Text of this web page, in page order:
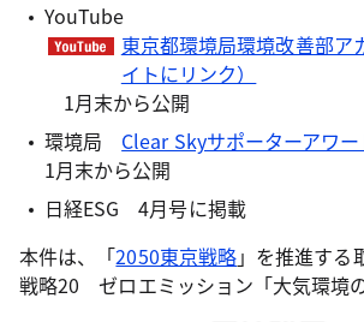
YouTube
東京都環境局環境改善部ア
イトにリンク）
1月末から公開
環境局 Clear Skyサポーターアワ
1月末から公開
日経ESG 4月号に掲載
本件は、「2050東京戦略」を推進する
戦略20 ゼロエミッション「大気環境